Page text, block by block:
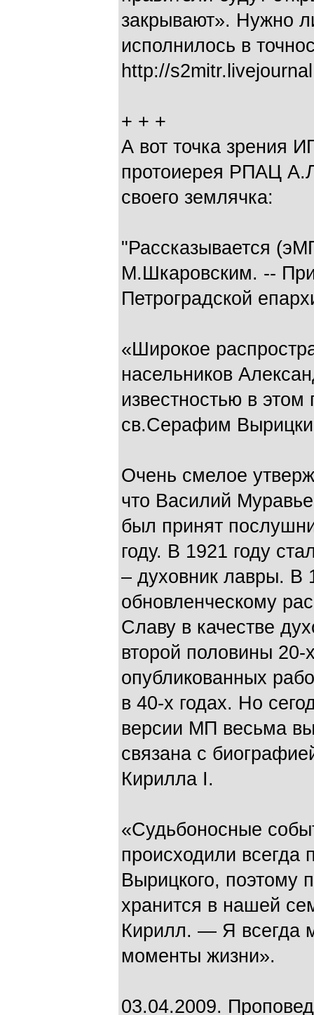
закрывают». Нужно
исполнилось в
http://
+ + +
А вот точка зрения
протоиерея РПАЦ
своего землячка:
"Рассказывается
М.Шкаровским. --
Петроградской
«Широкое
насельников
известностью в
св.Серафим
Очень смелое
что Василий
был принят
году. В 1921 году
– духовник лавры. В
обновленческому
Славу в качестве
второй половины 20-
опубликованных
в 40-х годах. Но
версии МП весьма
связана с
Кирилла I.
«Судьбоносные
происходили
Вырицкого, поэтому
хранится в нашей
Кирилл. — Я всегда
моменты жизни».
03.04.2009.